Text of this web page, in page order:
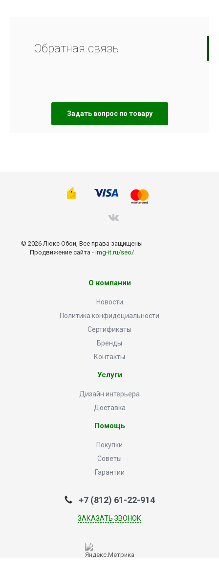
Обратная связь
Задать вопрос по товару
© 2026 Люкс Обои, Все права защищены
Продвижение сайта - img-it.ru/seo/
О компании
Новости
Политика конфидециальности
Сертификаты
Бренды
Контакты
Услуги
Дизайн интерьера
Доставка
Помощь
Покупки
Советы
Гарантии
+7 (812) 61-22-914
ЗАКАЗАТЬ ЗВОНОК